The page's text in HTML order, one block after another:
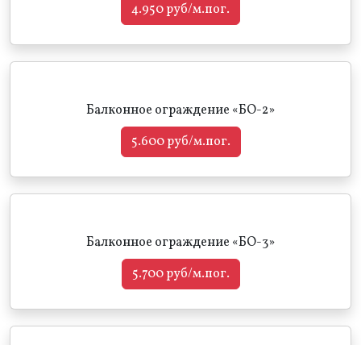
4.950 руб/м.пог.
Балконное ограждение «БО-2»
5.600 руб/м.пог.
Балконное ограждение «БО-3»
5.700 руб/м.пог.